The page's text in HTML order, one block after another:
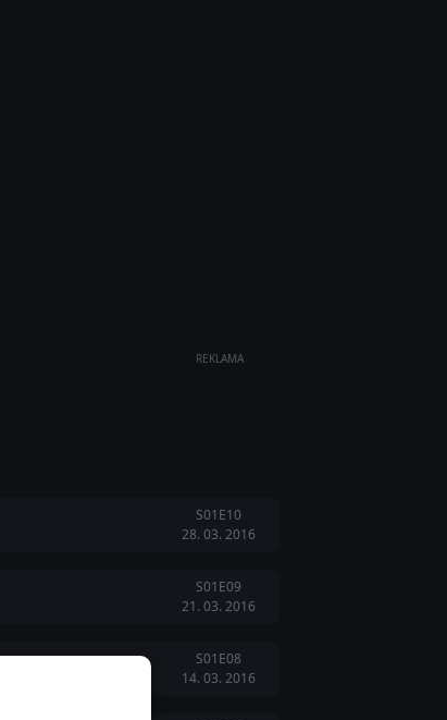
REKLAMA
S01E10
28. 03. 2016
S01E09
21. 03. 2016
S01E08
14. 03. 2016